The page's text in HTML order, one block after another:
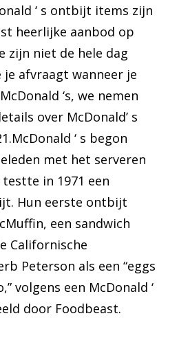
‘ s ontbijt items zijn
heerlijke aanbod op
zijn niet de hele dag
je afvraagt wanneer je
‘s, we nemen
over McDonald’ s
‘ s begon
met het serveren
in 1971 een
Hun eerste ontbijt
een sandwich
Californische
Peterson als een “eggs
volgens een McDonald ‘
door Foodbeast.